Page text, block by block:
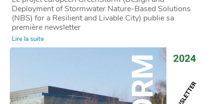
Deployment of Stormwater Nature-Based Solutions
(NBS) for a Resilient and Livable City) publie sa
première newsletter
Lire la suite